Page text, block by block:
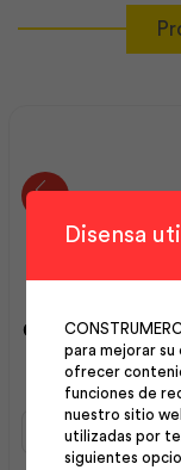
Conjunto
Sifón 1Ľ Lav |
Conjunto
Desagüe
Disensa
para mejorar su
ofrecer
funciones de
nuestro sitio
utilizadas por
siguientes